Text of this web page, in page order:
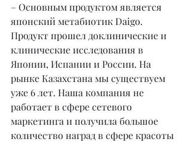
– Основным продуктом является
японский метабиотик Daigo.
Продукт прошел доклинические и
клинические исследования в
Японии, Испании и России. На
рынке Казахстана мы существуем
уже 6 лет. Наша компания не
работает в сфере сетевого
маркетинга и получила большое
количество наград в сфере красоты